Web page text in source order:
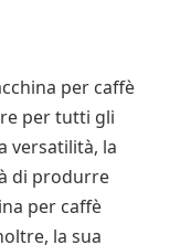
per caffè
per tutti gli
versatilità, la
di produrre
per caffè
la sua